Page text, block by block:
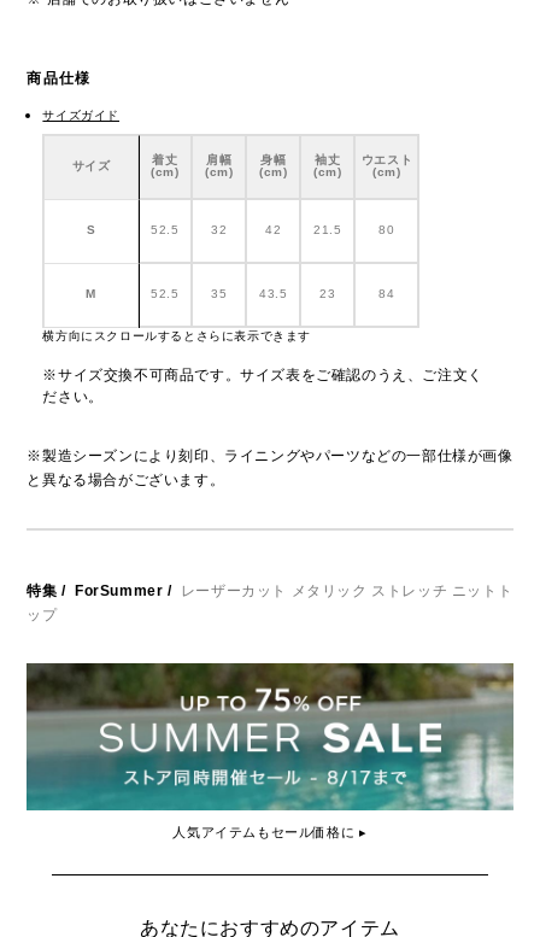
商品仕様
サイズガイド
サイズ
着丈
(cm)
肩幅
(cm)
身幅
(cm)
袖丈
(cm)
ウエスト
(cm)
S 52.5 32 42 21.5 80
M 52.5 35 43.5 23 84
横方向にスクロールするとさらに表示できます
※サイズ交換不可商品です。サイズ表をご確認のうえ、ご注文く
ださい。
※製造シーズンにより刻印、ライニングやパーツなどの一部仕様が画像
と異なる場合がございます。
特集 / ForSummer /
レーザーカット メタリック ストレッチ ニットト
ップ
人気アイテムもセール価格に ▸
あなたにおすすめのアイテム